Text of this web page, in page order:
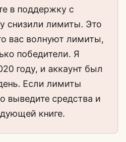
в поддержку с
снизили лимиты. Это
вас волнуют лимиты,
победители. Я
году, и аккаунт был
Если лимиты
выведите средства и
книге.